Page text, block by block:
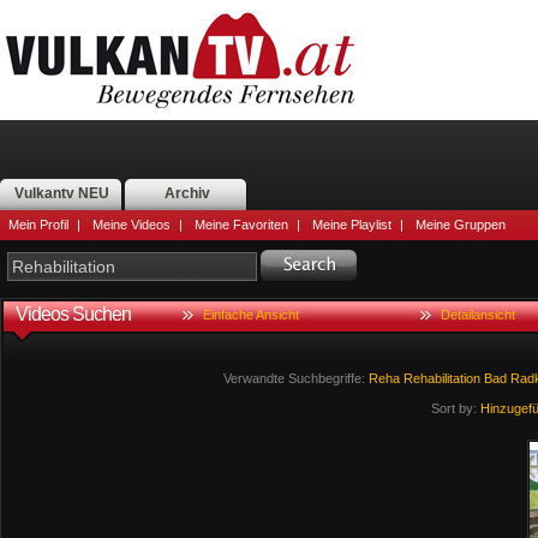
Vulkantv NEU Archiv
Mein Profil | Meine Videos | Meine Favoriten | Meine Playlist | Meine Gruppen
Videos Suchen Einfache Ansicht Detailansicht
Verwandte Suchbegriffe: Reha Rehabilitation Bad
Sort by: